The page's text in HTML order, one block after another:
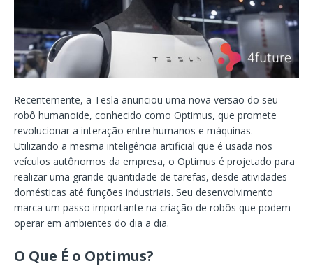
Recentemente, a Tesla anunciou uma nova versão do seu
robô humanoide, conhecido como Optimus, que promete
revolucionar a interação entre humanos e máquinas.
Utilizando a mesma inteligência artificial que é usada nos
veículos autônomos da empresa, o Optimus é projetado para
realizar uma grande quantidade de tarefas, desde atividades
domésticas até funções industriais. Seu desenvolvimento
marca um passo importante na criação de robôs que podem
operar em ambientes do dia a dia.
O Que É o Optimus?